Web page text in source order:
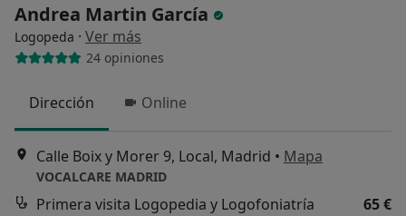
Andrea Martin García
Logopeda · Ver más
24 opiniones
Dirección Online
Calle Boix y Morer 9, Local, Madrid • Mapa
VOCALCARE MADRID
Primera visita Logopedia y Logofoniatría
65 €